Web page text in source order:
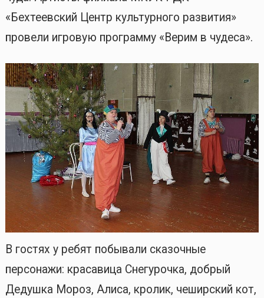
«Бехтеевский Центр культурного развития»
провели игровую программу «Верим в чудеса».
В гостях у ребят побывали сказочные
персонажи: красавица Снегурочка, добрый
Дедушка Мороз, Алиса, кролик, чеширский кот,